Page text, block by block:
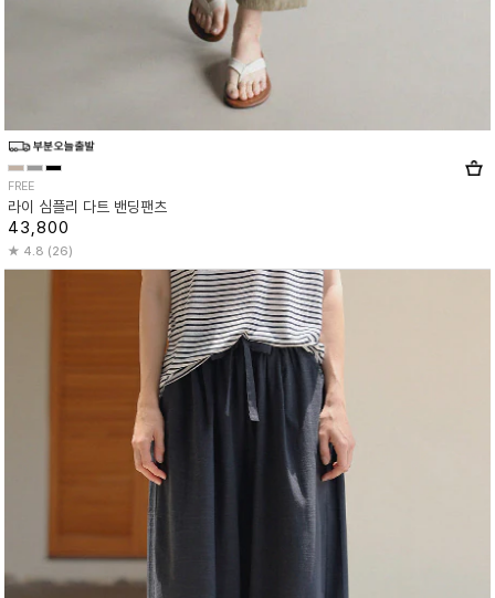
FREE
라이 심플리 다트 밴딩팬츠
43,800
4.8 (26)